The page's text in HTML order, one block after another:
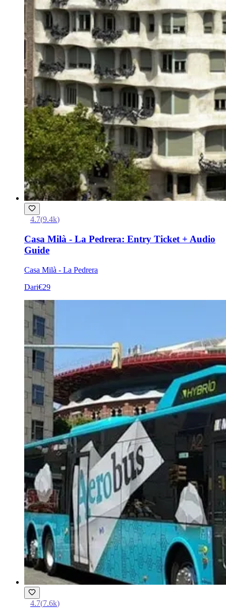
4.7(9.4k)
Casa Milà - La Pedrera: Entry Ticket + Audio
Guide
Casa Milà - La Pedrera
Dari€29
4.7(7.6k)